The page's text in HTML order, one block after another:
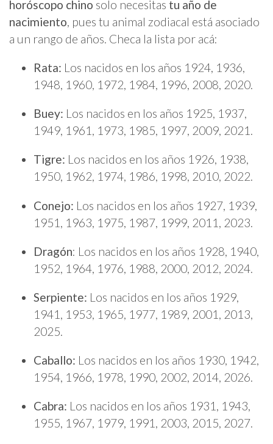
horóscopo chino solo necesitas tu año de
nacimiento, pues tu animal zodiacal está asociado
a un rango de años. Checa la lista por acá:
Rata: Los nacidos en los años 1924, 1936,
1948, 1960, 1972, 1984, 1996, 2008, 2020.
Buey: Los nacidos en los años 1925, 1937,
1949, 1961, 1973, 1985, 1997, 2009, 2021.
Tigre: Los nacidos en los años 1926, 1938,
1950, 1962, 1974, 1986, 1998, 2010, 2022.
Conejo: Los nacidos en los años 1927, 1939,
1951, 1963, 1975, 1987, 1999, 2011, 2023.
Dragón: Los nacidos en los años 1928, 1940,
1952, 1964, 1976, 1988, 2000, 2012, 2024.
Serpiente: Los nacidos en los años 1929,
1941, 1953, 1965, 1977, 1989, 2001, 2013,
2025.
Caballo: Los nacidos en los años 1930, 1942,
1954, 1966, 1978, 1990, 2002, 2014, 2026.
Cabra: Los nacidos en los años 1931, 1943,
1955, 1967, 1979, 1991, 2003, 2015, 2027.